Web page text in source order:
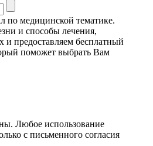
медицинской тематике.
и способы лечения,
и предоставляем бесплатный
поможет выбрать Вам
Любое использование
с письменного согласия